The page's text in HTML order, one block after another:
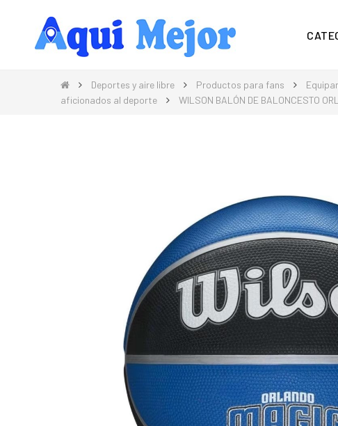
Compra Moda, Electrónica, Hogar y
Deportes y aire libre Productos para fans
aficionados al deporte
WILSON BALÓN DE BALONCESTO